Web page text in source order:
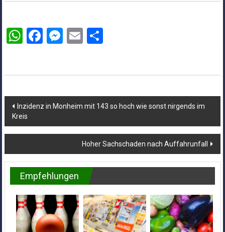
WhatsApp
Facebook
Messenger
EmailTeilen
Beitragsnavigation
Inzidenz in Monheim mit 143 so hoch wie sonst nirgends im
Kreis
Hoher Sachschaden nach Auffahrunfall
Empfehlungen